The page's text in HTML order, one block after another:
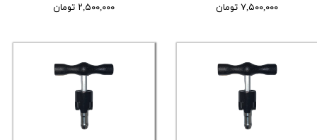
۷,۵۰۰,۰۰۰ تومان ۲,۵۰۰,۰۰۰ تومان